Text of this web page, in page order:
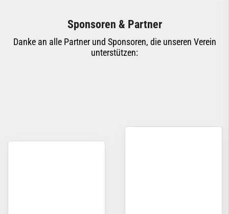
Sponsoren & Partner
Danke an alle Partner und Sponsoren, die unseren Verein
unterstützen: